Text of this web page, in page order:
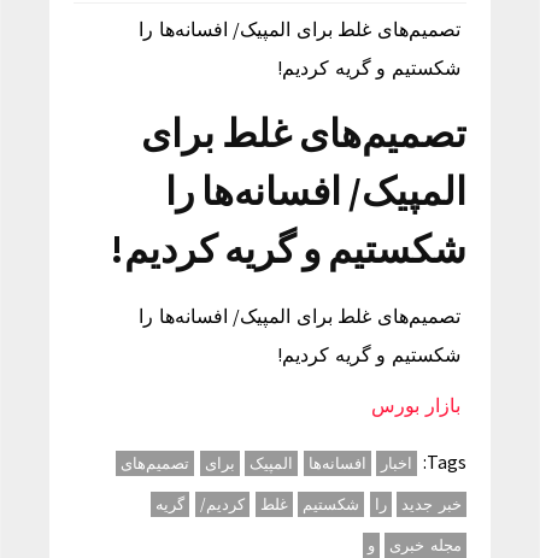
تصمیم‌های غلط برای المپیک/ افسانه‌ها را
شکستیم و گریه کردیم!
تصمیم‌های غلط برای
المپیک/ افسانه‌ها را
شکستیم و گریه کردیم!
تصمیم‌های غلط برای المپیک/ افسانه‌ها را
شکستیم و گریه کردیم!
بازار بورس
Tags: اخبار افسانه‌ها المپیک برای
تصمیم‌های
خبر جدید
را شکستیم غلط کردیم/
گریه
مجله خبری
و